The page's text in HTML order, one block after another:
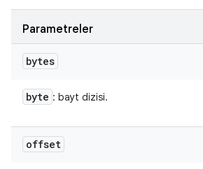
Parametreler
bytes
byte : bayt dizisi.
offset